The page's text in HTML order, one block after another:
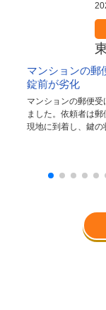
ン
の
郵
便
受
マンションの郵
錠前が劣化
マンションの郵便
ました。依頼者は郵
現地に到着し、鍵